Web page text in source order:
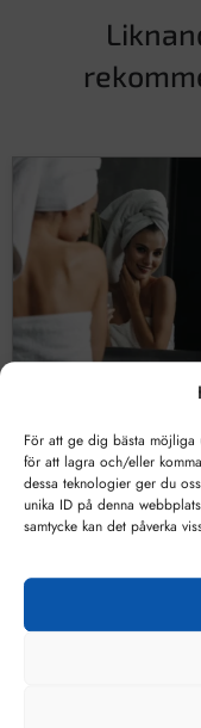
För att ge dig bästa möjliga
för att lagra och/eller
dessa teknologier ger du
unika ID på denna
samtycke kan det påverka
Designa ditt
spegelglas